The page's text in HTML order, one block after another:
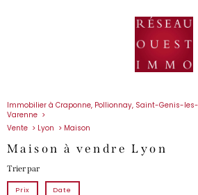
Immobilier à Craponne, Pollionnay, Saint-Genis-
Varenne
Vente
Lyon Maison
Maison à vendre Lyon
Trier par
Prix Date